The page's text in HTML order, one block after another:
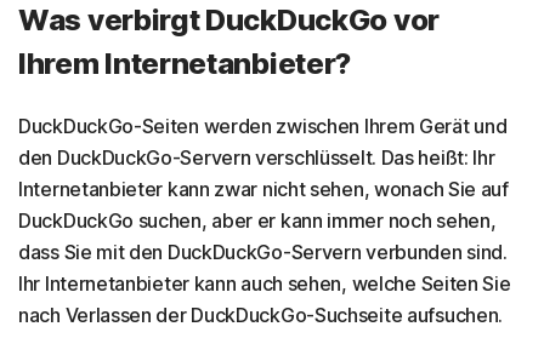
Was verbirgt DuckDuckGo vor
Ihrem Internetanbieter?
DuckDuckGo-Seiten werden zwischen Ihrem Gerät und
den DuckDuckGo-Servern verschlüsselt. Das heißt: Ihr
Internetanbieter kann zwar nicht sehen, wonach Sie auf
DuckDuckGo suchen, aber er kann immer noch sehen,
dass Sie mit den DuckDuckGo-Servern verbunden sind.
Ihr Internetanbieter kann auch sehen, welche Seiten Sie
nach Verlassen der DuckDuckGo-Suchseite aufsuchen.